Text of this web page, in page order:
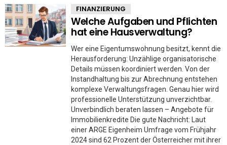
FINANZIERUNG
Welche Aufgaben und Pflichten
hat eine Hausverwaltung?
Wer eine Eigentumswohnung besitzt, kennt die
Herausforderung: Unzählige organisatorische
Details müssen koordiniert werden. Von der
Instandhaltung bis zur Abrechnung entstehen
komplexe Verwaltungsfragen. Genau hier wird
professionelle Unterstützung unverzichtbar.
Unverbindlich beraten lassen – Angebote für
Immobilienkredite Die gute Nachricht: Laut
einer ARGE Eigenheim Umfrage vom Frühjahr
2024 sind 62 Prozent der Österreicher mit ihrer